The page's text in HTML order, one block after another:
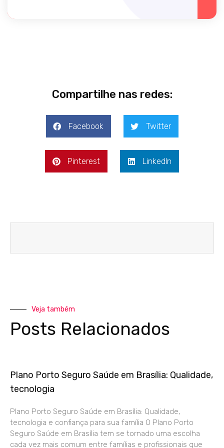
Compartilhe nas redes:
Facebook Twitter
Pinterest LinkedIn
Veja também
Posts Relacionados
Plano Porto Seguro Saúde em Brasília: Qualidade,
tecnologia
Plano Porto Seguro Saúde em Brasília: Qualidade,
tecnologia e confiança para sua família O Plano Porto
Seguro Saúde em Brasília tem se tornado uma escolha
cada vez mais comum entre famílias e profissionais que